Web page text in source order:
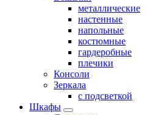
металлические
настенные
напольные
костюмные
гардеробные
плечики
Консоли
Зеркала
с подсветкой
Шкафы